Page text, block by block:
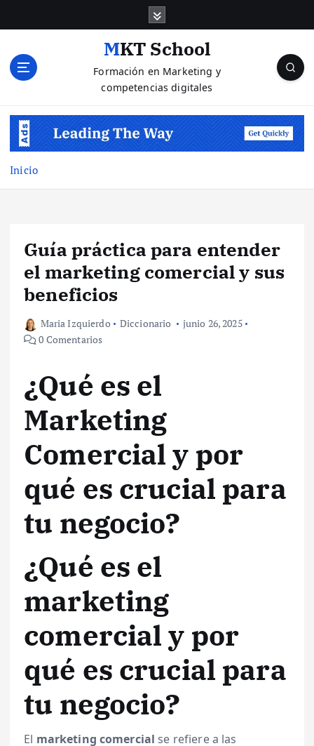
MKT School
Formación en Marketing y
competencias digitales
Inicio
Guía práctica para entender
el marketing comercial y sus
beneficios
Maria Izquierdo Diccionario
junio 26, 2025
0 Comentarios
¿Qué es el
Marketing
Comercial y por
qué es crucial para
tu negocio?
¿Qué es el
marketing
comercial y por
qué es crucial para
tu negocio?
El marketing comercial se refiere a las